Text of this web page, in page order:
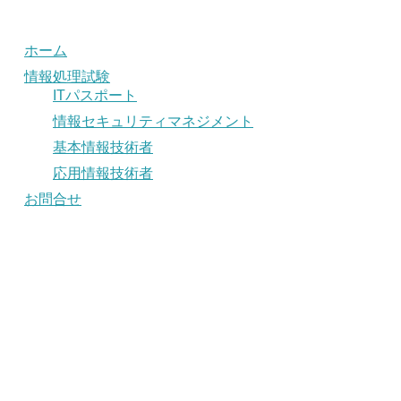
ホーム
情報処理試験
ITパスポート
情報セキュリティマネジメント
基本情報技術者
応用情報技術者
お問合せ